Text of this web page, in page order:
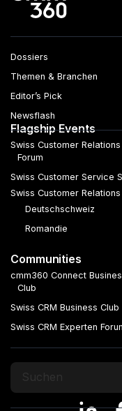
Dossiers
Themen & Branchen
Editor’s Pick
Newsflash
Flagship Events
Swiss Customer Relations
Forum
Swiss Customer Service
Swiss Customer
Deutschschweiz
Romandie
Communities
cmm360 Connect
Club
Swiss CRM Business Club
Swiss CRM Experten